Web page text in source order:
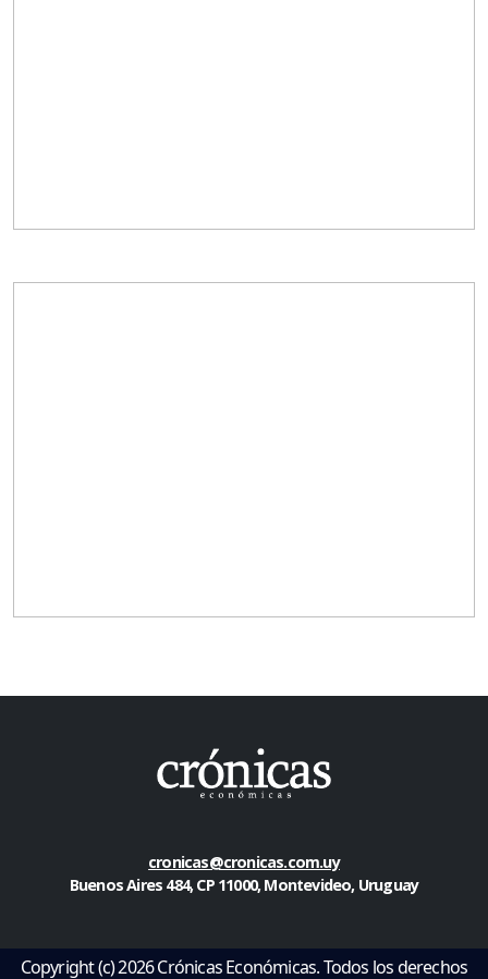
cronicas@cronicas.com.uy
Buenos Aires 484, CP 11000, Montevideo, Uruguay
Copyright (c) 2026 Crónicas Económicas. Todos los derechos